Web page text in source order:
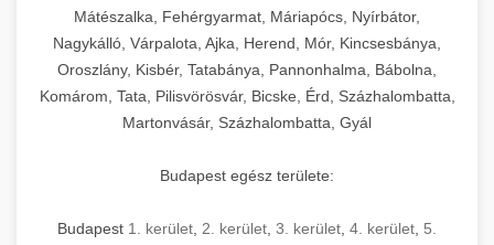
Mátészalka, Fehérgyarmat, Máriapócs, Nyírbátor,
Nagykálló, Várpalota, Ajka, Herend, Mór, Kincsesbánya,
Oroszlány, Kisbér, Tatabánya, Pannonhalma, Bábolna,
Komárom, Tata, Pilisvörösvár, Bicske, Érd, Százhalombatta,
Martonvásár, Százhalombatta, Gyál
Budapest egész területe:
Budapest 1. kerület 2. kerület 3. kerület 4. kerület 5.